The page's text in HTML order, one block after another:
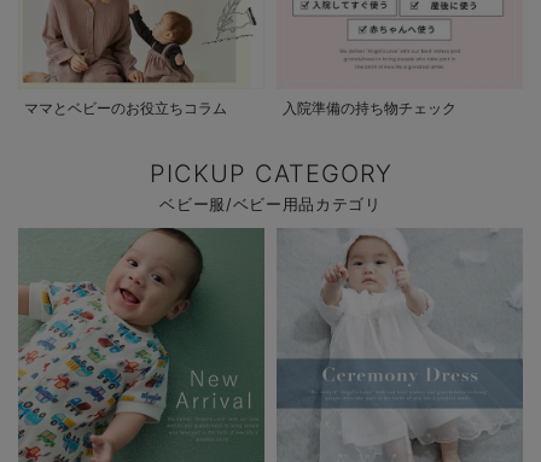
ママとベビーのお役立ちコラム 入院準備の持ち物チェック
PICKUP CATEGORY
ベビー服/ベビー用品カテゴリ